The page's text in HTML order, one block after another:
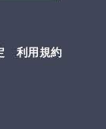
利用規約